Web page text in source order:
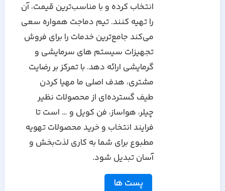
انتخاب کرده و با مناسب‌ترین قیمت، آن
را تهیه کنند. تیم دماجت همواره سعی
می‌کند جامع‌ترین خدمات را برای فروش
تجهیزات سیستم های سرمایشی و
گرمایشی ارائه دهد. با تمرکز بر رضایت
مشتری، هدف اصلی ما مهیا کردن
طیف گسترده‌ای از محصولات نظیر
چیلر، هواساز، فن کویل و … است تا
فرایند انتخاب و خرید محصولات تهویه
مطبوع برای شما به کاری لذت‌بخش و
آسان تبدیل شود.
پست ها